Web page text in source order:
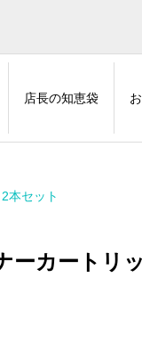
店長の知恵袋
本セット
ナーカート